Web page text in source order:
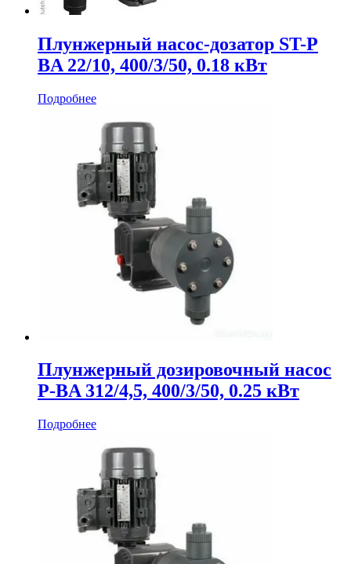
Плунжерный насос-дозатор ST-P
BA 22/10, 400/3/50, 0.18 кВт
Подробнее
Плунжерный дозировочный насос
P-BA 312/4,5, 400/3/50, 0.25 кВт
Подробнее